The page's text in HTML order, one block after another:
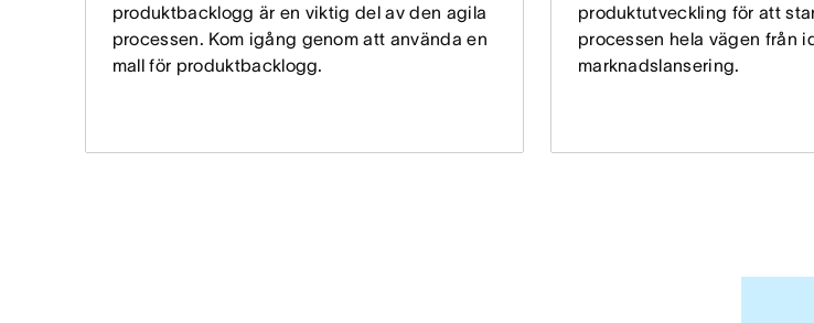
produktbacklogg är en viktig del av den agila
processen. Kom igång genom att använda en
mall för produktbacklogg.
produktutveckling för att
processen hela vägen från
marknadslansering.